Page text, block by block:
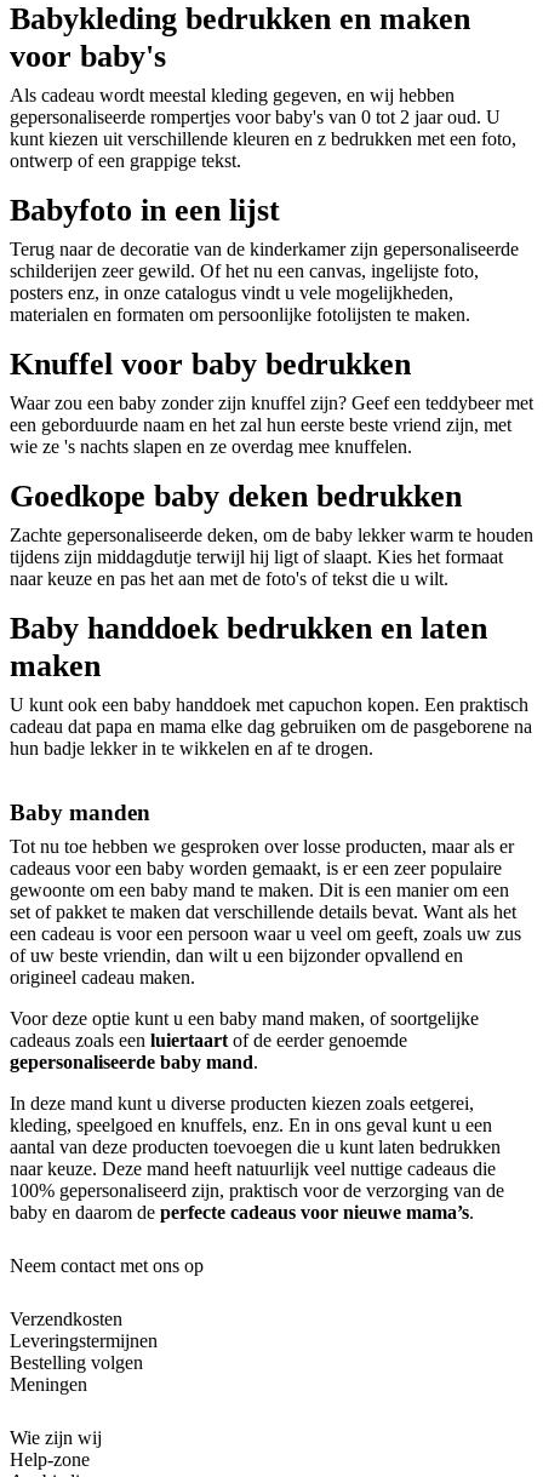
Babykleding bedrukken en maken
voor baby's
Als cadeau wordt meestal kleding gegeven, en wij hebben
gepersonaliseerde rompertjes voor baby's van 0 tot 2 jaar oud. U
kunt kiezen uit verschillende kleuren en z bedrukken met een foto,
ontwerp of een grappige tekst.
Babyfoto in een lijst
Terug naar de decoratie van de kinderkamer zijn gepersonaliseerde
schilderijen zeer gewild. Of het nu een canvas, ingelijste foto,
posters enz, in onze catalogus vindt u vele mogelijkheden,
materialen en formaten om persoonlijke fotolijsten te maken.
Knuffel voor baby bedrukken
Waar zou een baby zonder zijn knuffel zijn? Geef een teddybeer met
een geborduurde naam en het zal hun eerste beste vriend zijn, met
wie ze 's nachts slapen en ze overdag mee knuffelen.
Goedkope baby deken bedrukken
Zachte gepersonaliseerde deken, om de baby lekker warm te houden
tijdens zijn middagdutje terwijl hij ligt of slaapt. Kies het formaat
naar keuze en pas het aan met de foto's of tekst die u wilt.
Baby handdoek bedrukken en laten
maken
U kunt ook een baby handdoek met capuchon kopen. Een praktisch
cadeau dat papa en mama elke dag gebruiken om de pasgeborene na
hun badje lekker in te wikkelen en af te drogen.
Baby manden
Tot nu toe hebben we gesproken over losse producten, maar als er
cadeaus voor een baby worden gemaakt, is er een zeer populaire
gewoonte om een baby mand te maken. Dit is een manier om een
set of pakket te maken dat verschillende details bevat. Want als het
een cadeau is voor een persoon waar u veel om geeft, zoals uw zus
of uw beste vriendin, dan wilt u een bijzonder opvallend en
origineel cadeau maken.
Voor deze optie kunt u een baby mand maken, of soortgelijke
cadeaus zoals een luiertaart of de eerder genoemde
gepersonaliseerde baby mand.
In deze mand kunt u diverse producten kiezen zoals eetgerei,
kleding, speelgoed en knuffels, enz. En in ons geval kunt u een
aantal van deze producten toevoegen die u kunt laten bedrukken
naar keuze. Deze mand heeft natuurlijk veel nuttige cadeaus die
100% gepersonaliseerd zijn, praktisch voor de verzorging van de
baby en daarom de perfecte cadeaus voor nieuwe mama’s.
Neem contact met ons op
Verzendkosten
Leveringstermijnen
Bestelling volgen
Meningen
Wie zijn wij
Help-zone